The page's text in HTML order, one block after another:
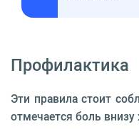
Профилактика
Эти правила стоит
отмечается боль